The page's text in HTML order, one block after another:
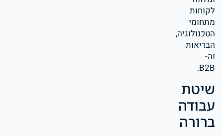
לקוחות
מתחומי
הטכנולוגיה,
הבריאות
וה-
B2B.
שיטת
עבודה
ברורה